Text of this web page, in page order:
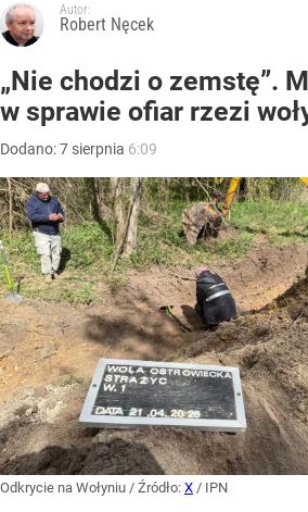
Autor:
Robert Nęcek
„Nie chodzi o zemstę”.
w sprawie ofiar rzezi
Dodano:7 sierpnia 6:09
Odkrycie na Wołyniu / Źródło: X / IPN